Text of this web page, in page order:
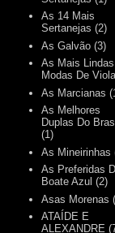
As 14 Mais
Sertanejas (2)
As Galvão (3)
As Mais Lindas
Modas De
As Marcianas
As Melhores
Duplas Do
(1)
As Mineirinhas
As Preferidas
Boate Azul (2)
Asas Morenas
ATAÍDE E
ALEXANDRE